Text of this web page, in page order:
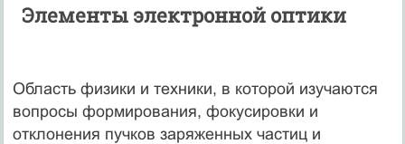
Элементы электронной оптики
Область физики и техники, в которой изучаются
вопросы формирования, фокусировки и
отклонения пучков заряженных частиц и